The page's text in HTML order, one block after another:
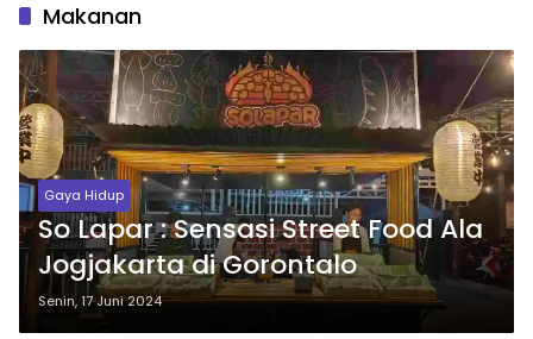
Makanan
Gaya Hidup
So Lapar : Sensasi Street Food Ala
Jogjakarta di Gorontalo
Senin, 17 Juni 2024